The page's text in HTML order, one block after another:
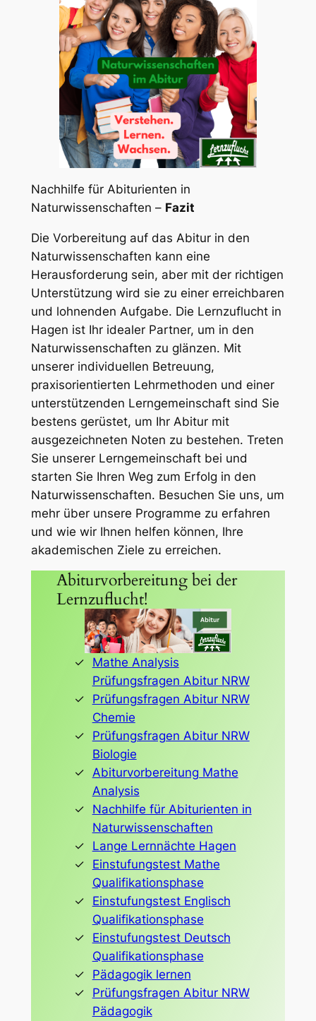
Nachhilfe für Abiturienten in
Naturwissenschaften – Fazit
Die Vorbereitung auf das Abitur in den
Naturwissenschaften kann eine
Herausforderung sein, aber mit der richtigen
Unterstützung wird sie zu einer erreichbaren
und lohnenden Aufgabe. Die Lernzuflucht in
Hagen ist Ihr idealer Partner, um in den
Naturwissenschaften zu glänzen. Mit
unserer individuellen Betreuung,
praxisorientierten Lehrmethoden und einer
unterstützenden Lerngemeinschaft sind Sie
bestens gerüstet, um Ihr Abitur mit
ausgezeichneten Noten zu bestehen. Treten
Sie unserer Lerngemeinschaft bei und
starten Sie Ihren Weg zum Erfolg in den
Naturwissenschaften. Besuchen Sie uns, um
mehr über unsere Programme zu erfahren
und wie wir Ihnen helfen können, Ihre
akademischen Ziele zu erreichen.
Abiturvorbereitung bei der
Lernzuflucht!
Mathe Analysis
Prüfungsfragen Abitur NRW
Prüfungsfragen Abitur NRW
Chemie
Prüfungsfragen Abitur NRW
Biologie
Abiturvorbereitung Mathe
Analysis
Nachhilfe für Abiturienten in
Naturwissenschaften
Lange Lernnächte Hagen
Einstufungstest Mathe
Qualifikationsphase
Einstufungstest Englisch
Qualifikationsphase
Einstufungstest Deutsch
Qualifikationsphase
Pädagogik lernen
Prüfungsfragen Abitur NRW
Pädagogik